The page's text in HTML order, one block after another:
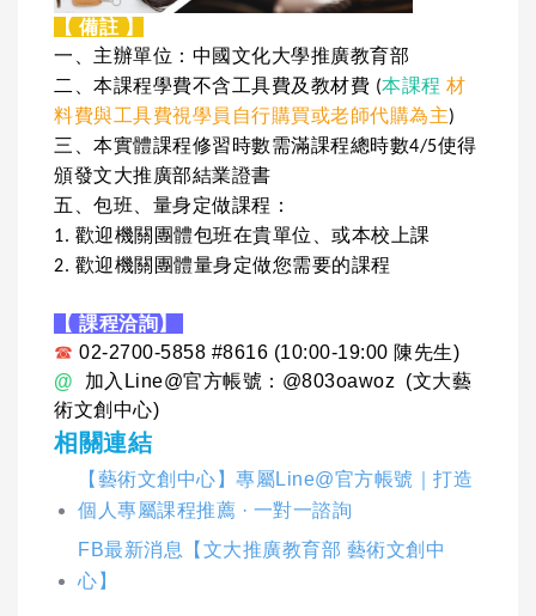
【 備註 】
一、主辦單位：中國文化大學推廣教育部
二、本課程學費不含工具費及教材費 (本課程 材
料費與工具費視學員自行購買或老師代購為主)
三、本實體課程修習時數需滿課程總時數4/5使得
頒發文大推廣部結業證書
五、包班、量身定做課程：
1. 歡迎機關團體包班在貴單位、或本校上課
2. 歡迎機關團體量身定做您需要的課程
【 課程洽詢】
☎ 02-2700-5858 #8616 (10:00-19:00 陳先生)
@ 加入Line@官方帳號：@803oawoz (文大藝
術文創中心)
相關連結
【藝術文創中心】專屬Line@官方帳號｜打造
個人專屬課程推薦 · 一對一諮詢
FB最新消息【文大推廣教育部 藝術文創中
心】